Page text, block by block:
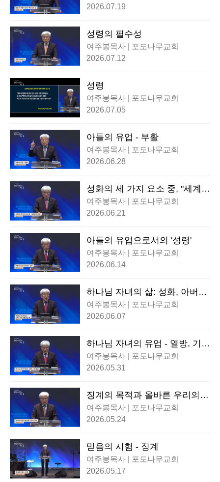
2026.07.19
성령의 필수성
여주봉목사 | 포도나무교회
2026.07.12
성령
여주봉목사 | 포도나무교회
2026.07.05
아들의 유업 - 부활
여주봉목사 | 포도나무교회
2026.06.28
성화의 세 가지 요소 중, "세계관
의 변화"
여주봉목사 | 포도나무교회
2026.06.21
아들의 유업으로서의 '성령'
여주봉목사 | 포도나무교회
2026.06.14
하나님 자녀의 삶: 성화, 아버지
를 닮는 삶
여주봉목사 | 포도나무교회
2026.06.07
하나님 자녀의 유업 - 열방, 기도
응답
여주봉목사 | 포도나무교회
2026.05.31
징계의 목적과 올바른 우리의
자세
여주봉목사 | 포도나무교회
2026.05.24
믿음의 시험 - 징계
여주봉목사 | 포도나무교회
2026.05.17